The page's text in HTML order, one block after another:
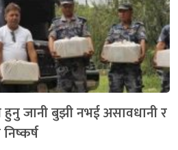
जानी बुझी नभई असावधानी र